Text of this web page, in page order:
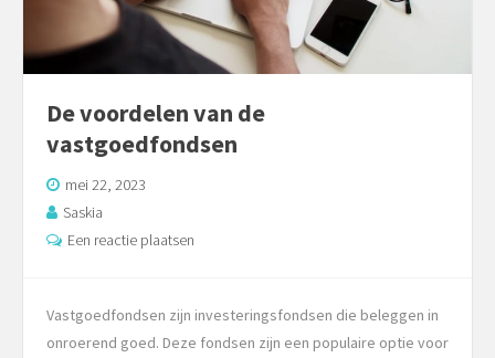
De voordelen van de
vastgoedfondsen
mei 22, 2023
Saskia
Een reactie plaatsen
Vastgoedfondsen zijn investeringsfondsen die beleggen in
onroerend goed. Deze fondsen zijn een populaire optie voor